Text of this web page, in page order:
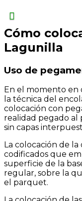
Cómo
Lagunilla
Uso de
En el momento
la técnica del
colocación con
realidad pegado al
sin capas
La colocación de
codificados que
superficie de la
regular, sobre la
el parquet.